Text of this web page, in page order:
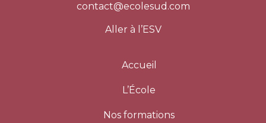
contact@ecolesud.com
Aller à l’ESV
Accueil
L’École
Nos formations